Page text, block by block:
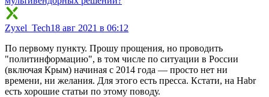
Zyxel_Tech18 авг 2021 в 06:12
По первому пункту. Прошу прощения, но проводить
"политинформацию", в том числе по ситуации в России
(включая Крым) начиная с 2014 года — просто нет ни
времени, ни желания. Для этого есть пресса. Кстати, на Habr
есть хорошие статьи по этому поводу.